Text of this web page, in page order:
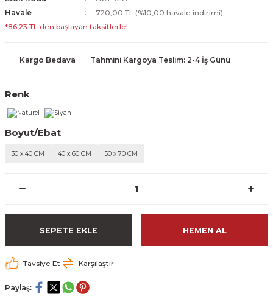
Havale
720,00 TL (%10,00 havale indirimi)
*86,23 TL den başlayan taksitlerle!
Kargo Bedava Tahmini Kargoya Teslim: 2-4 İş Günü
Renk
Boyut/Ebat
30 x 40 CM 40 x 60 CM 50 x 70 CM
SEPETE EKLE HEMEN AL
Tavsiye Et Karşılaştır
Paylaş: